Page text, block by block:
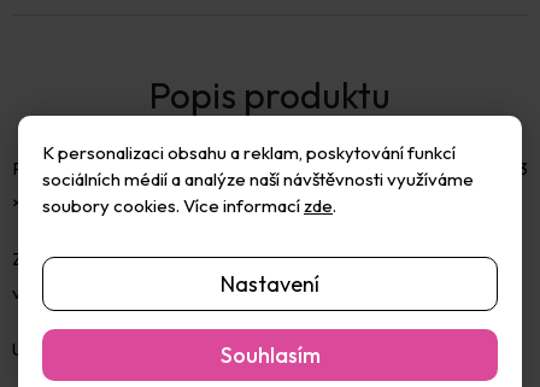
K personalizaci obsahu a reklam, poskytování funkcí
sociálních médií a analýze naší návštěvnosti využíváme
soubory cookies. Více informacízde.
Nastavení
Souhlasím
Přenosná plechová krabička až na 12 ks Mini Distress polštářků (3
× 3 cm rozměr polštářku).
Zavírání je průhledné a uvnitř jsou platové přihrádky, které lze
vyjmout.
Určeno pouze pro dospělé.